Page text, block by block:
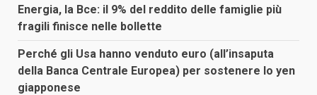
Energia, la Bce: il 9% del reddito delle famiglie più
fragili finisce nelle bollette
Perché gli Usa hanno venduto euro (all’insaputa
della Banca Centrale Europea) per sostenere lo yen
giapponese